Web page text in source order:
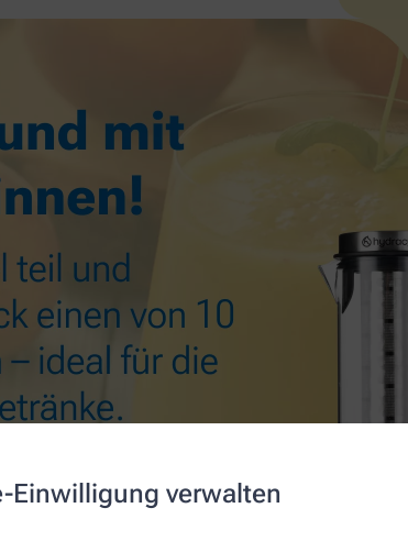
Einwilligung verwalten